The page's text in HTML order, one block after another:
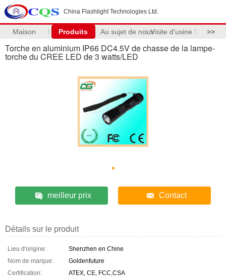
China Flashlight Technologies Ltd.
Maison Produits Au sujet de nousVisite d'usine >>
Torche en aluminium IP66 DC4.5V de chasse de la lampe-
torche du CREE LED de 3 watts/LED
meilleur prix Contact
Détails sur le produit
Lieu d'origine:
Shenzhen en Chine
Nom de marque:
Goldenfuture
Certification:
ATEX, CE, FCC,CSA